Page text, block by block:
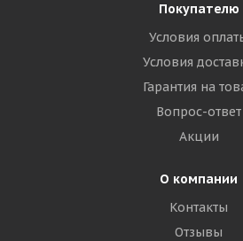
Покупателю
Условия
Условия
Гарантия на
Вопрос-ответ
Акции
О компании
Контакты
Отзывы